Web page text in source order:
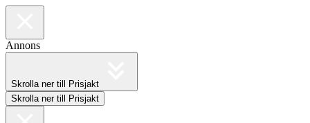
Annons
Skrolla ner till Prisjakt
Skrolla ner till Prisjakt